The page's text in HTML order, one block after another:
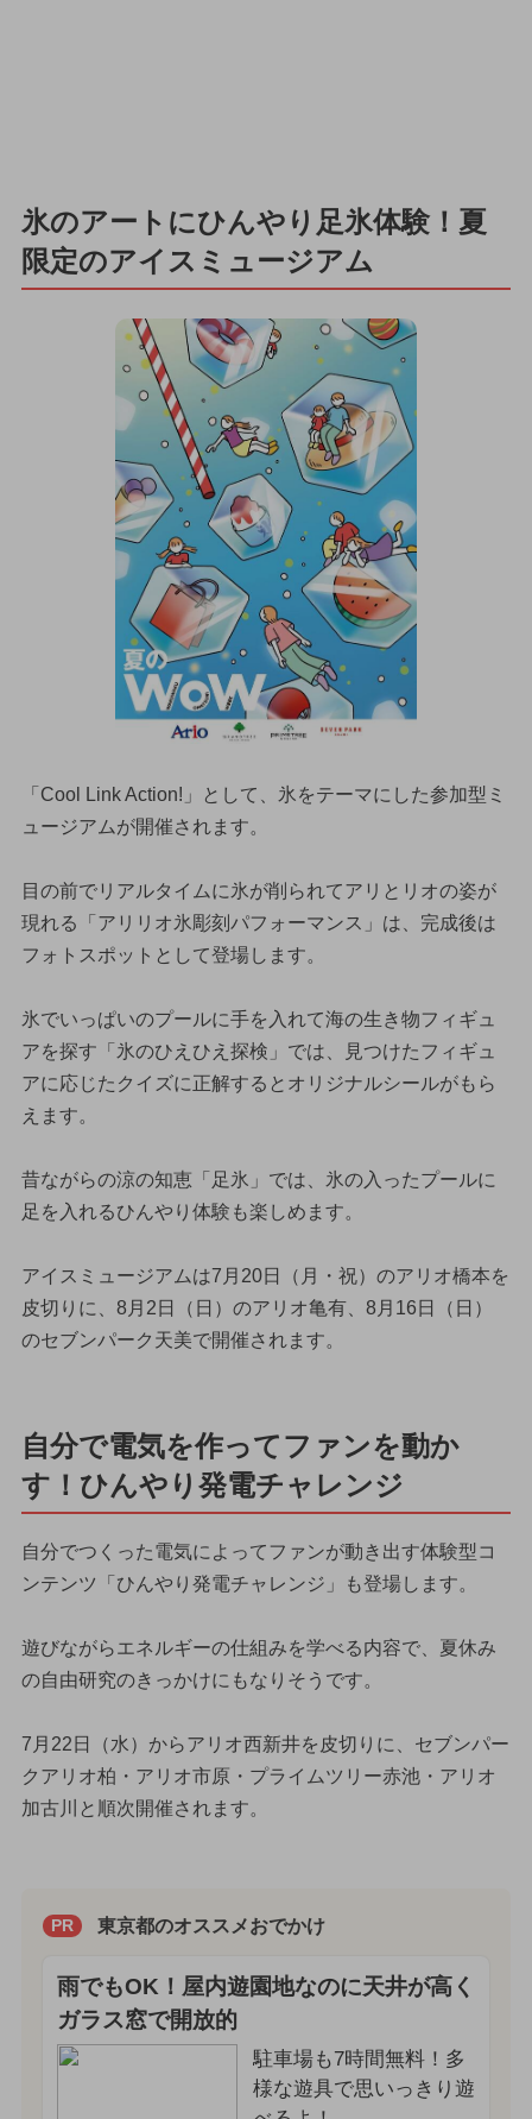
氷のアートにひんやり足氷体験！夏
限定のアイスミュージアム
「Cool Link Action!」として、氷をテーマにした参加型ミ
ュージアムが開催されます。
目の前でリアルタイムに氷が削られてアリとリオの姿が
現れる「アリリオ氷彫刻パフォーマンス」は、完成後は
フォトスポットとして登場します。
氷でいっぱいのプールに手を入れて海の生き物フィギュ
アを探す「氷のひえひえ探検」では、見つけたフィギュ
アに応じたクイズに正解するとオリジナルシールがもら
えます。
昔ながらの涼の知恵「足氷」では、氷の入ったプールに
足を入れるひんやり体験も楽しめます。
アイスミュージアムは7月20日（月・祝）のアリオ橋本を
皮切りに、8月2日（日）のアリオ亀有、8月16日（日）
のセブンパーク天美で開催されます。
自分で電気を作ってファンを動か
す！ひんやり発電チャレンジ
自分でつくった電気によってファンが動き出す体験型コ
ンテンツ「ひんやり発電チャレンジ」も登場します。
遊びながらエネルギーの仕組みを学べる内容で、夏休み
の自由研究のきっかけにもなりそうです。
7月22日（水）からアリオ西新井を皮切りに、セブンパー
クアリオ柏・アリオ市原・プライムツリー赤池・アリオ
加古川と順次開催されます。
PR 東京都のオススメおでかけ
雨でもOK！屋内遊園地なのに天井が高く
ガラス窓で開放的
駐車場も7時間無料！多
様な遊具で思いっきり遊